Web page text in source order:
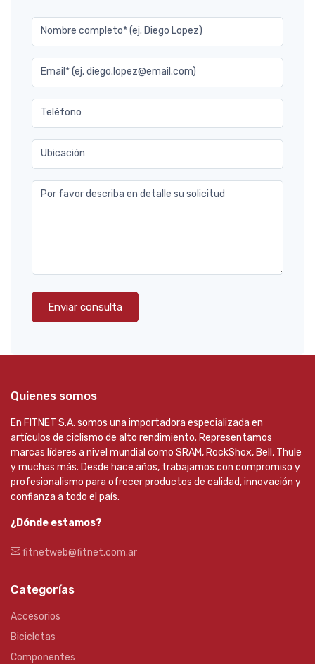
Nombre completo* (ej. Diego Lopez)
Email* (ej. diego.lopez@email.com)
Teléfono
Ubicación
Por favor describa en detalle su solicitud
Enviar consulta
Quienes somos
En FITNET S.A. somos una importadora especializada en
artículos de ciclismo de alto rendimiento. Representamos
marcas líderes a nivel mundial como SRAM, RockShox, Bell, Thule
y muchas más. Desde hace años, trabajamos con compromiso y
profesionalismo para ofrecer productos de calidad, innovación y
confianza a todo el país.
¿Dónde estamos?
fitnetweb@fitnet.com.ar
Categorías
Accesorios
Bicicletas
Componentes